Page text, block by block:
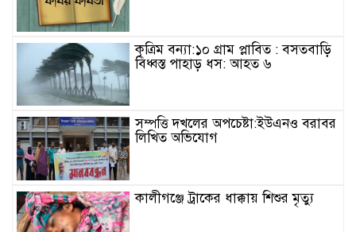
কৃত্রিম বন্যা:১০ গ্রাম প্লাবিত : বসতবাড়ি
বিধ্বস্ত পাহাড় ধস: আহত ৬
সম্পত্তি দখলের অপচেষ্টা:ইউএনও বরাবর
লিখিত অভিযোগ
কালীগঞ্জে ট্রাকের ধাক্কায় শিশুর মৃত্যু